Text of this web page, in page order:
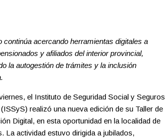
continúa acercando herramientas digitales a
y afiliados del interior provincial,
la autogestión de trámites y la inclusión
el Instituto de Seguridad Social y Seguros
realizó una nueva edición de su Taller de
Digital, en esta oportunidad en la localidad de
La actividad estuvo dirigida a jubilados,